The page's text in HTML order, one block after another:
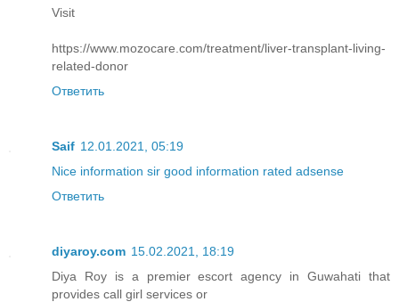
Visit
https://www.mozocare.com/treatment/liver-transplant-living-
related-donor
Ответить
Saif 12.01.2021, 05:19
Nice information sir good information rated adsense
Ответить
diyaroy.com 15.02.2021, 18:19
Diya Roy is a premier escort agency in Guwahati that
provides call girl services or